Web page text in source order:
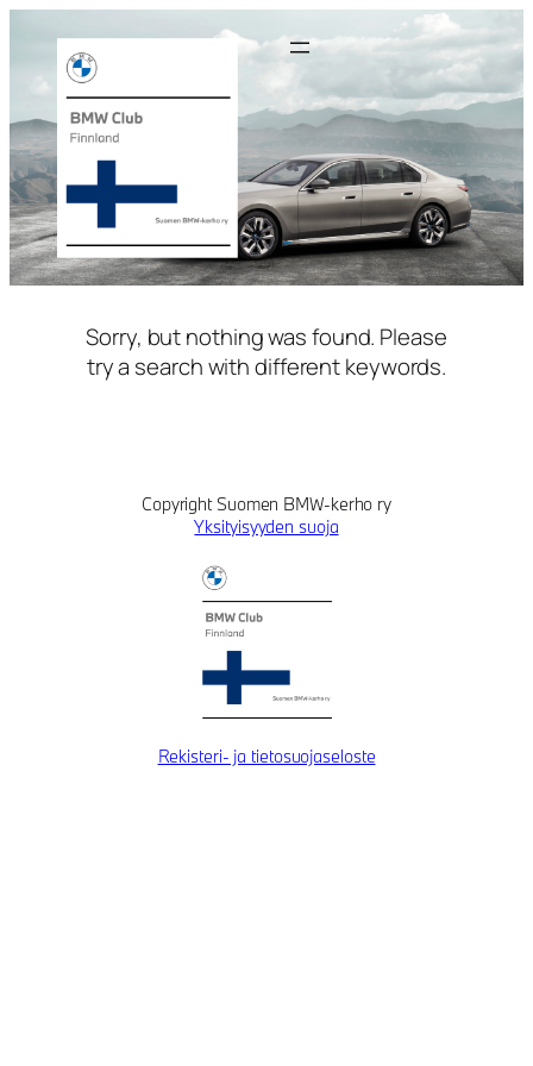
sisältöön
Sorry, but nothing was found. Please
try a search with different keywords.
Copyright Suomen BMW-kerho ry
Yksityisyyden suoja
Rekisteri- ja tietosuojaseloste